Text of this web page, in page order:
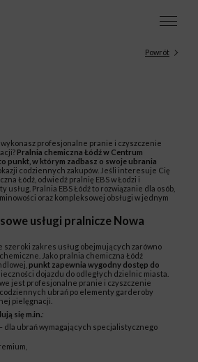
Powrót
wykonasz profesjonalne pranie i czyszczenie
Pralnia chemiczna Łódźw Centrum
punkt, w którym zadbasz o swoje ubrania
codziennych zakupów. Jeśli interesuje Cię
Łódź, odwiedź pralnię EBS w Łodzi i
Pralnia EBS Łódź to rozwiązanie dla osób,
oraz kompleksowej obsługi w jednym
usługi pralnicze Nowa
szeroki zakres usług obejmujących zarówno
Jako pralnia chemiczna Łódź
punkt zapewnia wygodny dostęp do
dojazdu do odległych dzielnic miasta.
jest profesjonalne pranie i czyszczenie
ubrań po elementy garderoby
pielęgnacji.
się m.in.:
dla ubrań wymagających specjalistycznego